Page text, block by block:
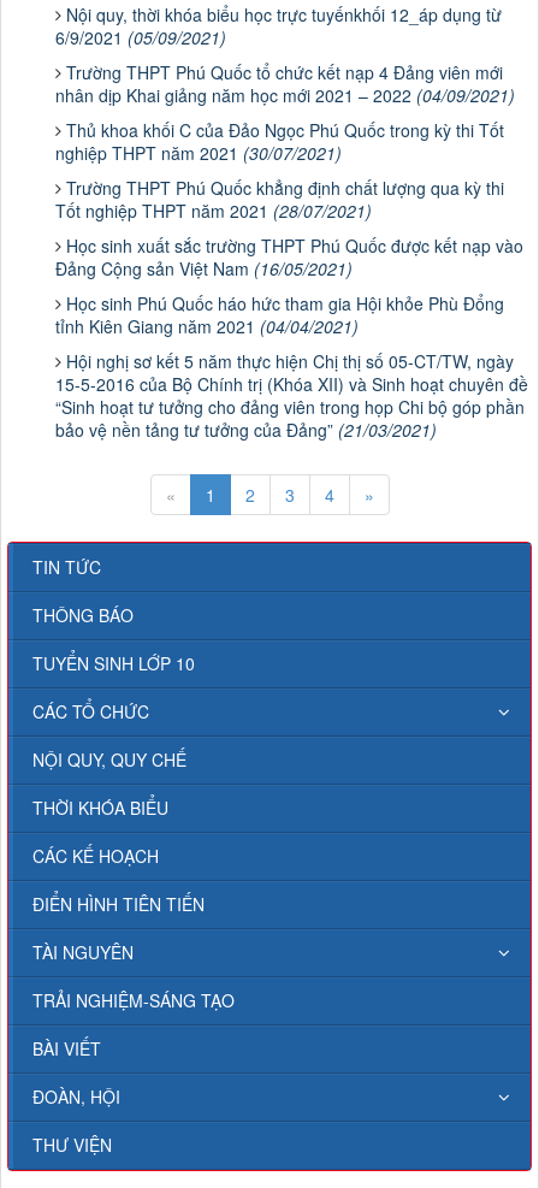
Nội quy, thời khóa biểu học trực tuyếnkhối 12_áp dụng từ
6/9/2021 (05/09/2021)
Trường THPT Phú Quốc tổ chức kết nạp 4 Đảng viên mới
nhân dịp Khai giảng năm học mới 2021 – 2022 (04/09/2021)
Thủ khoa khối C của Đảo Ngọc Phú Quốc trong kỳ thi Tốt
nghiệp THPT năm 2021 (30/07/2021)
Trường THPT Phú Quốc khẳng định chất lượng qua kỳ thi
Tốt nghiệp THPT năm 2021 (28/07/2021)
Học sinh xuất sắc trường THPT Phú Quốc được kết nạp vào
Đảng Cộng sản Việt Nam (16/05/2021)
Học sinh Phú Quốc háo hức tham gia Hội khỏe Phù Đổng
tỉnh Kiên Giang năm 2021 (04/04/2021)
Hội nghị sơ kết 5 năm thực hiện Chị thị số 05-CT/TW, ngày
15-5-2016 của Bộ Chính trị (Khóa XII) và Sinh hoạt chuyên đề
“Sinh hoạt tư tưởng cho đảng viên trong họp Chi bộ góp phần
bảo vệ nền tảng tư tưởng của Đảng” (21/03/2021)
« 1 2 3 4 »
TIN TỨC
THÔNG BÁO
TUYỂN SINH LỚP 10
CÁC TỔ CHỨC
NỘI QUY, QUY CHẾ
THỜI KHÓA BIỂU
CÁC KẾ HOẠCH
ĐIỂN HÌNH TIÊN TIẾN
TÀI NGUYÊN
TRẢI NGHIỆM-SÁNG TẠO
BÀI VIẾT
ĐOÀN, HỘI
THƯ VIỆN